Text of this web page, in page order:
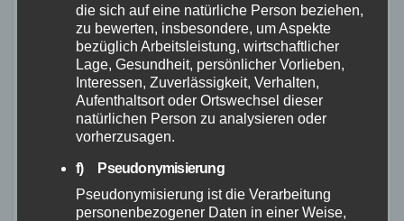
Verfügbarkeit und
Lieferzeiten des
Riverside Touring 920
Das Riverside Touring 920 ist momentan leider
Produktionskapazitäten können derzeit nicht
die sich auf eine natürliche Person beziehen,
zu bewerten, insbesondere, um Aspekte
bezüglich Arbeitsleistung, wirtschaftlicher
Lage, Gesundheit, persönlicher Vorlieben,
Interessen, Zuverlässigkeit, Verhalten,
Aufenthaltsort oder Ortswechsel dieser
natürlichen Person zu analysieren oder
vorherzusagen.
f) Pseudonymisierung
Pseudonymisierung ist die Verarbeitung
personenbezogener Daten in einer Weise,